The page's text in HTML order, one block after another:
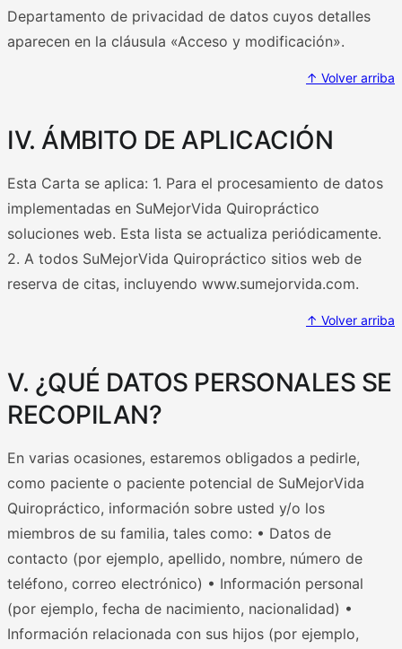
Departamento de privacidad de datos cuyos detalles
aparecen en la cláusula «Acceso y modificación».
↑ Volver arriba
IV. ÁMBITO DE APLICACIÓN
Esta Carta se aplica: 1. Para el procesamiento de datos
implementadas en SuMejorVida Quiropráctico
soluciones web. Esta lista se actualiza periódicamente.
2. A todos SuMejorVida Quiropráctico sitios web de
reserva de citas, incluyendo www.sumejorvida.com.
↑ Volver arriba
V. ¿QUÉ DATOS PERSONALES SE
RECOPILAN?
En varias ocasiones, estaremos obligados a pedirle,
como paciente o paciente potencial de SuMejorVida
Quiropráctico, información sobre usted y/o los
miembros de su familia, tales como: • Datos de
contacto (por ejemplo, apellido, nombre, número de
teléfono, correo electrónico) • Información personal
(por ejemplo, fecha de nacimiento, nacionalidad) •
Información relacionada con sus hijos (por ejemplo,